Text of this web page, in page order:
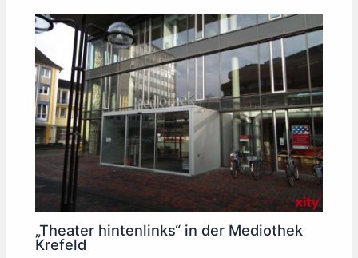
„Theater hintenlinks“ in der Mediothek
Krefeld